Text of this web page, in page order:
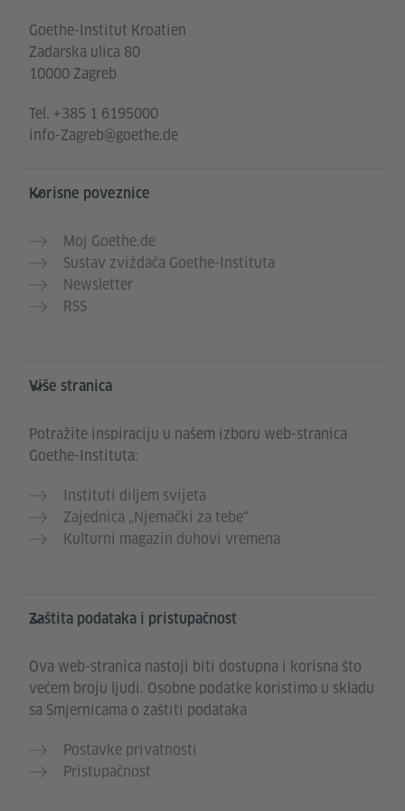
Goethe-Institut Kroatien
Zadarska ulica 80
10000 Zagreb
Tel. +385 1 6195000
info-Zagreb@goethe.de
Korisne poveznice
Moj Goethe.de
Sustav zviždača Goethe-Instituta
Newsletter
RSS
Više stranica
Potražite inspiraciju u našem izboru web-stranica
Goethe-Instituta:
Instituti diljem svijeta
Zajednica „Njemački za tebe“
Kulturni magazin duhovi vremena
Zaštita podataka i pristupačnost
Ova web-stranica nastoji biti dostupna i korisna što
većem broju ljudi. Osobne podatke koristimo u skladu
sa Smjernicama o zaštiti podataka
Postavke privatnosti
Pristupačnost